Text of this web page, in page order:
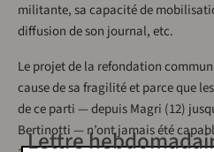
militante, sa capacité de
diffusion de son journal, etc.
Le projet de la refondation
cause de sa fragilité et parce que
de ce parti — depuis Magri (12)
Bertinotti — n’ont jamais été
Lettre